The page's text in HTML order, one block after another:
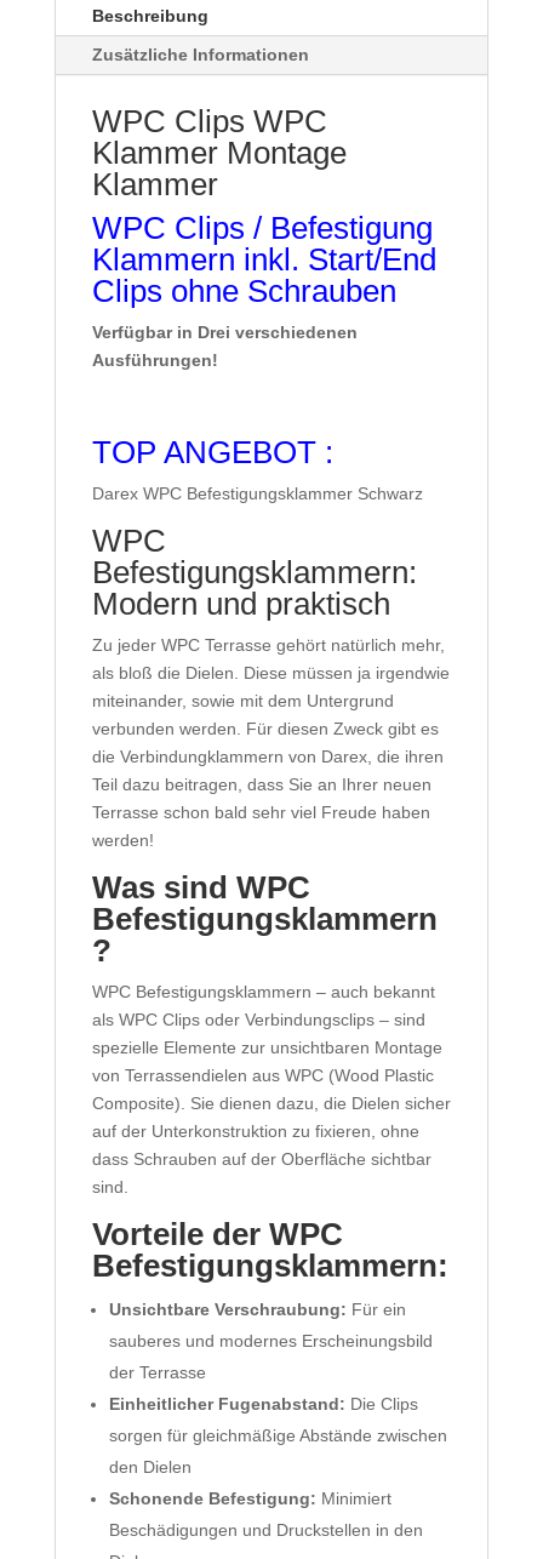
Beschreibung
Zusätzliche Informationen
WPC Clips WPC
Klammer Montage
Klammer
WPC Clips / Befestigung
Klammern inkl. Start/End
Clips ohne Schrauben
Verfügbar in Drei verschiedenen
Ausführungen!
TOP ANGEBOT :
Darex WPC Befestigungsklammer Schwarz
WPC
Befestigungsklammern:
Modern und praktisch
Zu jeder WPC Terrasse gehört natürlich mehr,
als bloß die Dielen. Diese müssen ja irgendwie
miteinander, sowie mit dem Untergrund
verbunden werden. Für diesen Zweck gibt es
die Verbindungklammern von Darex, die ihren
Teil dazu beitragen, dass Sie an Ihrer neuen
Terrasse schon bald sehr viel Freude haben
werden!
Was sind WPC
Befestigungsklammern
?
WPC Befestigungsklammern – auch bekannt
als WPC Clips oder Verbindungsclips – sind
spezielle Elemente zur unsichtbaren Montage
von Terrassendielen aus WPC (Wood Plastic
Composite). Sie dienen dazu, die Dielen sicher
auf der Unterkonstruktion zu fixieren, ohne
dass Schrauben auf der Oberfläche sichtbar
sind.
Vorteile der WPC
Befestigungsklammern:
Unsichtbare Verschraubung: Für ein
sauberes und modernes Erscheinungsbild
der Terrasse
Einheitlicher Fugenabstand: Die Clips
sorgen für gleichmäßige Abstände zwischen
den Dielen
Schonende Befestigung: Minimiert
Beschädigungen und Druckstellen in den